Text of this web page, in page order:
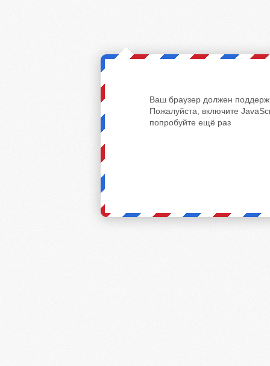
Ваш браузер должен
Пожалуйста, включите
попробуйте ещё раз